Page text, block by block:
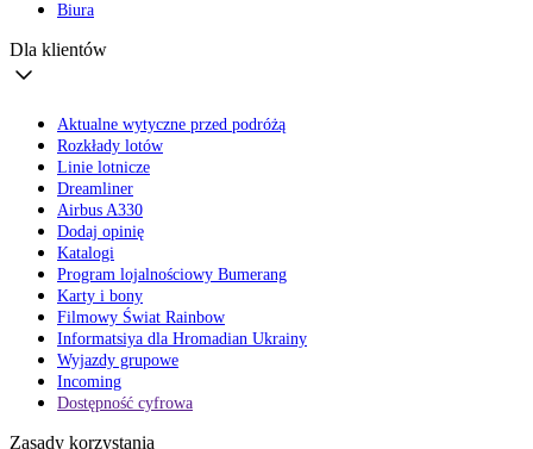
Biura
Dla klientów
Aktualne wytyczne przed podróżą
Rozkłady lotów
Linie lotnicze
Dreamliner
Airbus A330
Dodaj opinię
Katalogi
Program lojalnościowy Bumerang
Karty i bony
Filmowy Świat Rainbow
Informatsiya dla Hromadian Ukrainy
Wyjazdy grupowe
Incoming
Dostępność cyfrowa
Zasady korzystania